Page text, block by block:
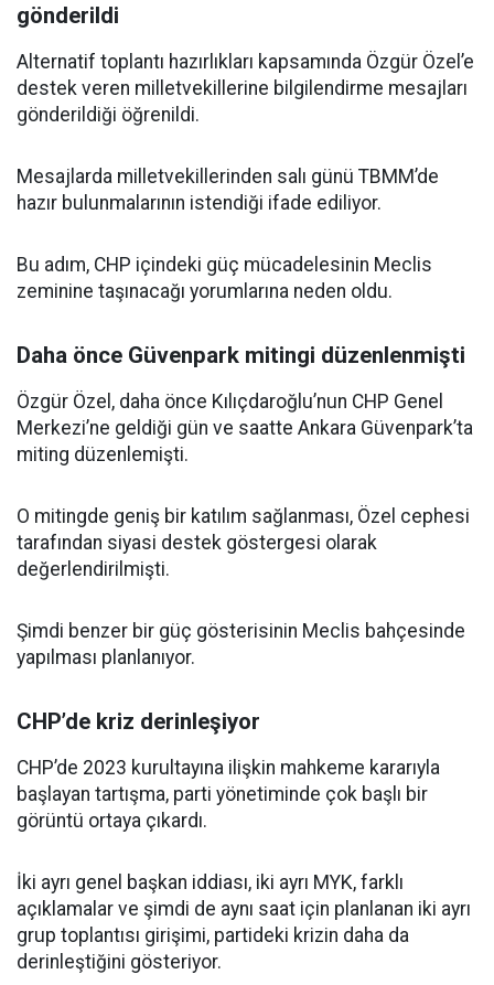
gönderildi
Alternatif toplantı hazırlıkları kapsamında Özgür Özel’e
destek veren milletvekillerine bilgilendirme mesajları
gönderildiği öğrenildi.
Mesajlarda milletvekillerinden salı günü TBMM’de
hazır bulunmalarının istendiği ifade ediliyor.
Bu adım, CHP içindeki güç mücadelesinin Meclis
zeminine taşınacağı yorumlarına neden oldu.
Daha önce Güvenpark mitingi düzenlenmişti
Özgür Özel, daha önce Kılıçdaroğlu’nun CHP Genel
Merkezi’ne geldiği gün ve saatte Ankara Güvenpark’ta
miting düzenlemişti.
O mitingde geniş bir katılım sağlanması, Özel cephesi
tarafından siyasi destek göstergesi olarak
değerlendirilmişti.
Şimdi benzer bir güç gösterisinin Meclis bahçesinde
yapılması planlanıyor.
CHP’de kriz derinleşiyor
CHP’de 2023 kurultayına ilişkin mahkeme kararıyla
başlayan tartışma, parti yönetiminde çok başlı bir
görüntü ortaya çıkardı.
İki ayrı genel başkan iddiası, iki ayrı MYK, farklı
açıklamalar ve şimdi de aynı saat için planlanan iki ayrı
grup toplantısı girişimi, partideki krizin daha da
derinleştiğini gösteriyor.